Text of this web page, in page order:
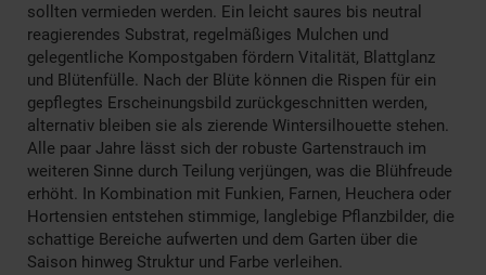
sollten vermieden werden. Ein leicht saures bis neutral
reagierendes Substrat, regelmäßiges Mulchen und
gelegentliche Kompostgaben fördern Vitalität, Blattglanz
und Blütenfülle. Nach der Blüte können die Rispen für ein
gepflegtes Erscheinungsbild zurückgeschnitten werden,
alternativ bleiben sie als zierende Wintersilhouette stehen.
Alle paar Jahre lässt sich der robuste Gartenstrauch im
weiteren Sinne durch Teilung verjüngen, was die Blühfreude
erhöht. In Kombination mit Funkien, Farnen, Heuchera oder
Hortensien entstehen stimmige, langlebige Pflanzbilder, die
schattige Bereiche aufwerten und dem Garten über die
Saison hinweg Struktur und Farbe verleihen.